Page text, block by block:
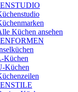
Küchen ansehen
Küchen
Küchen